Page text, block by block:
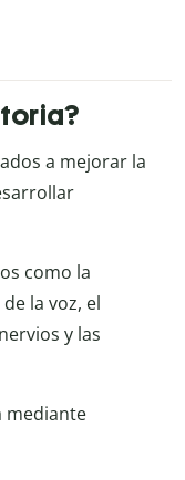
a mejorar la
como la
la voz, el
y las
mediante